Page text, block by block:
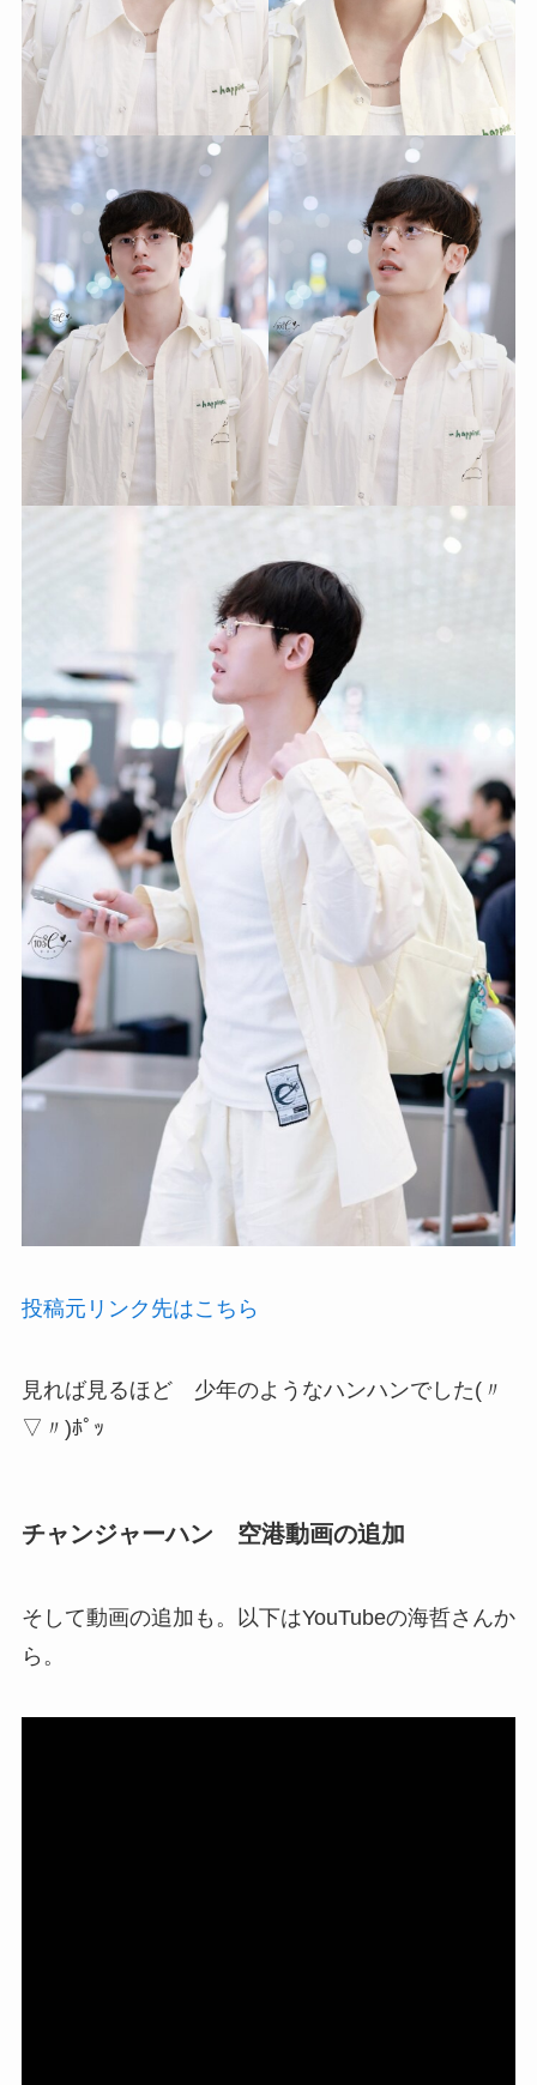
投稿元リンク先はこちら
見れば見るほど 少年のようなハンハンでした(〃
▽〃)ﾎﾟｯ
チャンジャーハン 空港動画の追加
そして動画の追加も。以下はYouTubeの海哲さんか
ら。